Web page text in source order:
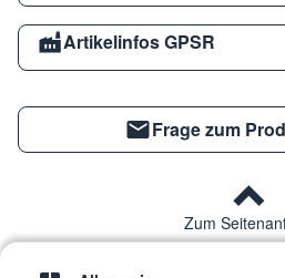
Artikelinfos GPSR
Frage zum
Zum